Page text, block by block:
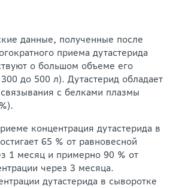
данные, полученные после
приема дутастерида
о большом объеме его
до 500 л). Дутастерид обладает
с белками плазмы
концентрация дутастерида в
65 % от равновесной
1 месяц и примерно 90 % от
через 3 месяца.
дутастерида в сыворотке